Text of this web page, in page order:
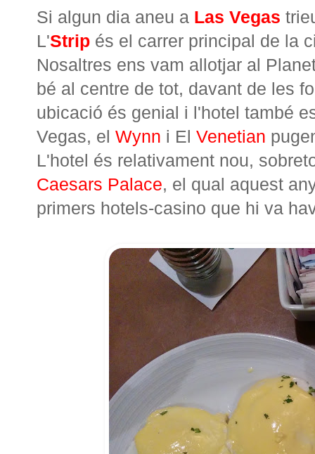
Si algun dia aneu a Las Vegas
L'Strip és el carrer principal de la
Nosaltres ens vam allotjar al
bé al centre de tot, davant de les
ubicació és genial i l'hotel també
Vegas, el Wynn i El Venetian
L'hotel és relativament nou,
Caesars Palace, el qual aquest
primers hotels-casino que hi va